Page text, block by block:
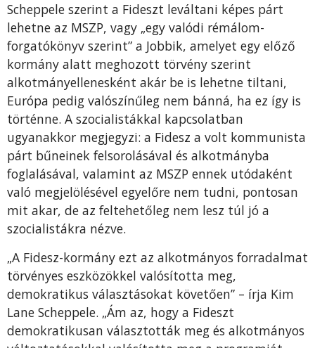
Scheppele szerint a Fideszt leváltani képes párt
lehetne az MSZP, vagy „egy valódi rémálom-
forgatókönyv szerint” a Jobbik, amelyet egy előző
kormány alatt meghozott törvény szerint
alkotmányellenesként akár be is lehetne tiltani,
Európa pedig valószínűleg nem bánná, ha ez így is
történne. A szocialistákkal kapcsolatban
ugyanakkor megjegyzi: a Fidesz a volt kommunista
párt bűneinek felsorolásával és alkotmányba
foglalásával, valamint az MSZP ennek utódaként
való megjelölésével egyelőre nem tudni, pontosan
mit akar, de az feltehetőleg nem lesz túl jó a
szocialistákra nézve.
„A Fidesz-kormány ezt az alkotmányos forradalmat
törvényes eszközökkel valósította meg,
demokratikus választásokat követően” – írja Kim
Lane Scheppele. „Ám az, hogy a Fideszt
demokratikusan választották meg és alkotmányos